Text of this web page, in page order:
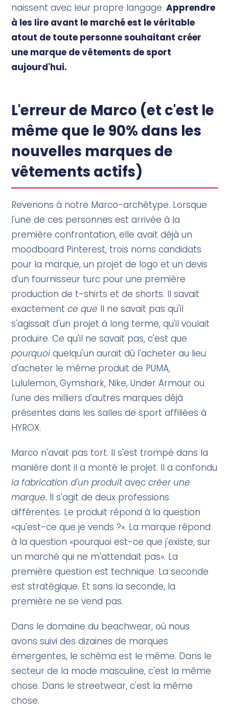
naissent avec leur propre langage.Apprendre
à les lire avant le marché est le véritable
atout de toute personne souhaitant créer
une marque de vêtements de sport
aujourd'hui.
L'erreur de Marco (et c'est le
même que le 90% dans les
nouvelles marques de
vêtements actifs)
Revenons à notre Marco-archétype. Lorsque
l'une de ces personnes est arrivée à la
première confrontation, elle avait déjà un
moodboard Pinterest, trois noms candidats
pour la marque, un projet de logo et un devis
d'un fournisseur turc pour une première
production de t-shirts et de shorts. Il savait
exactementce que Il ne savait pas qu'il
s'agissait d'un projet à long terme, qu'il voulait
produire. Ce qu'il ne savait pas, c'est que
pourquoi quelqu'un aurait dû l'acheter au lieu
d'acheter le même produit de PUMA,
Lululemon, Gymshark, Nike, Under Armour ou
l'une des milliers d'autres marques déjà
présentes dans les salles de sport affiliées à
HYROX.
Marco n'avait pas tort. Il s'est trompé dans la
manière dont il a monté le projet. Il a confondu
la fabrication d'un produitaveccréer une
marque. Il s'agit de deux professions
différentes. Le produit répond à la question
«qu'est-ce que je vends ?». La marque répond
à la question «pourquoi est-ce que j'existe, sur
un marché qui ne m'attendait pas». La
première question est technique. La seconde
est stratégique. Et sans la seconde, la
première ne se vend pas.
Dans le domaine du beachwear, où nous
avons suivi des dizaines de marques
émergentes, le schéma est le même. Dans le
secteur de la mode masculine, c'est la même
chose. Dans le streetwear, c'est la même
chose.